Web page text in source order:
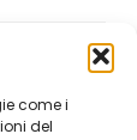
come i
del